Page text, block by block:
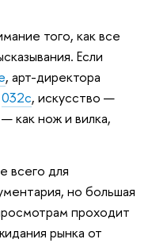
того, как все
Если
, арт-директора
032c, искусство —
как нож и вилка,
всего для
но большая
проходит
рынка от